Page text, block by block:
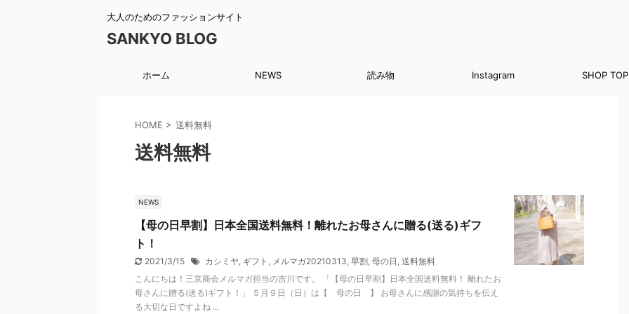
大人のためのファッションサイト
SANKYO BLOG
ホーム NEWS 読み物 Instagram SHOP TOP
HOME > 送料無料
送料無料
NEWS
【母の日早割】日本全国送料無料！離れたお母さんに贈る(送る)ギフ
ト！
2021/3/15 カシミヤ, ギフト , メルマガ20210313, 早割, 母の日 , 送料無料
こんにちは！三京商会メルマガ担当の吉川です。 「【母の日早割】日本全国送料無料！ 離れたお
母さんに贈る(送る)ギフト！」 ５月９日（日）は【 母の日 】 お母さんに感謝の気持ちを伝え
る大切な日ですよね ...